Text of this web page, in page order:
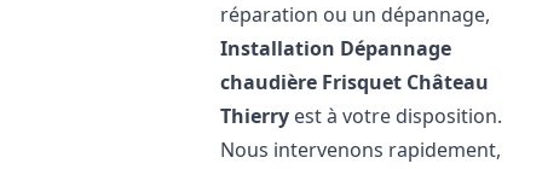
réparation ou un dépannage,
Installation Dépannage
chaudière Frisquet Château
Thierry est à votre disposition.
Nous intervenons rapidement,